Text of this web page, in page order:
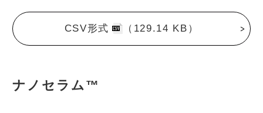
CSV形式 （129.14 KB）
ナノセラム™